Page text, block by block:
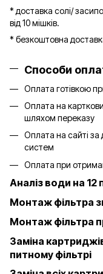
* доставка солі/
від 10 мішків.
* безкоштовна
Способи
Оплата готівкою
Оплата на
шляхом переказу
Оплата на сайті
систем
Оплата при
Аналіз води на 12
Монтаж фільтра
Монтаж фільтра
Заміна
питному фільтрі